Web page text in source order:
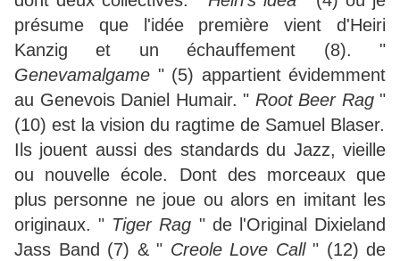
présume que l'idée première vient d'Heiri
Kanzig et un échauffement (8). "
Genevamalgame " (5) appartient évidemment
au Genevois Daniel Humair. " Root Beer Rag "
(10) est la vision du ragtime de Samuel Blaser.
Ils jouent aussi des standards du Jazz, vieille
ou nouvelle école. Dont des morceaux que
plus personne ne joue ou alors en imitant les
originaux. " Tiger Rag " de l'Original Dixieland
Jass Band (7) & " Creole Love Call " (12) de